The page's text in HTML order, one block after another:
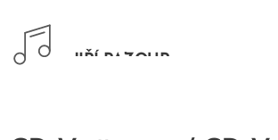
JIŘÍ PAZOUR